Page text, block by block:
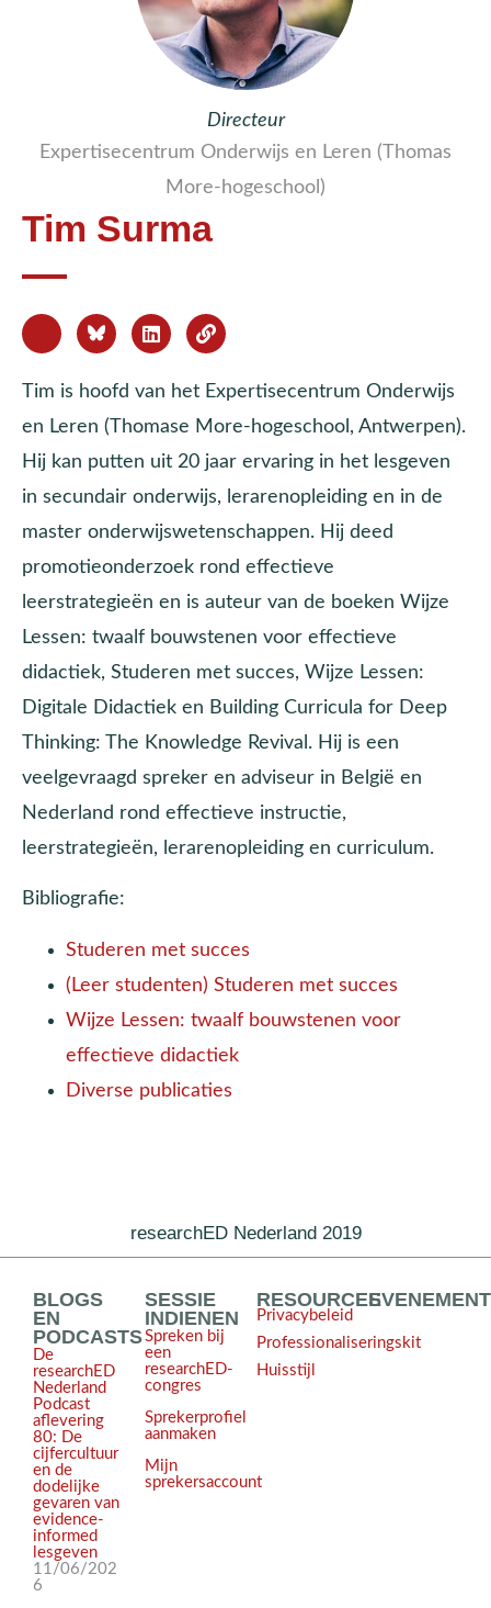
Directeur
Expertisecentrum Onderwijs en Leren (Thomas
More-hogeschool)
Tim Surma
Tim is hoofd van het Expertisecentrum Onderwijs
en Leren (Thomase More-hogeschool, Antwerpen).
Hij kan putten uit 20 jaar ervaring in het lesgeven
in secundair onderwijs, lerarenopleiding en in de
master onderwijswetenschappen. Hij deed
promotieonderzoek rond effectieve
leerstrategieën en is auteur van de boeken Wijze
Lessen: twaalf bouwstenen voor effectieve
didactiek, Studeren met succes, Wijze Lessen:
Digitale Didactiek en Building Curricula for Deep
Thinking: The Knowledge Revival. Hij is een
veelgevraagd spreker en adviseur in België en
Nederland rond effectieve instructie,
leerstrategieën, lerarenopleiding en curriculum.
Bibliografie:
Studeren met succes
(Leer studenten) Studeren met succes
Wijze Lessen: twaalf bouwstenen voor
effectieve didactiek
Diverse publicaties
researchED Nederland 2019
BLOGS
EN
PODCASTS
De
researchED
Nederland
Podcast
aflevering
80: De
cijfercultuur
en de
dodelijke
gevaren van
evidence-
informed
lesgeven
11/06/202
6
SESSIE
INDIENEN
Spreken bij
een
researchED-
congres
Sprekerprofiel
aanmaken
Mijn
sprekersaccount
RESOURCES
Privacybeleid
Professionaliseringskit
Huisstijl